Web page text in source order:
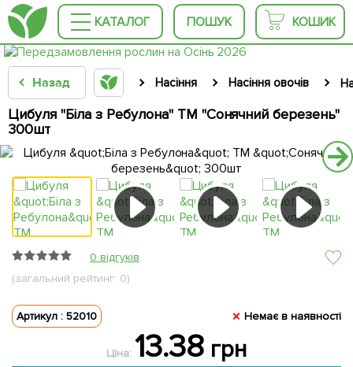
КАТАЛОГ ПОШУК КОШИК
Назад Насіння Насіння овочів
Цибуля "Біла з Ребулона" ТМ "Сонячний березень"
300шт
0 відгуків
(загальний рейтинг: 0)
Артикул : 52010 Немає в наявності
Ціна: 13.38грн